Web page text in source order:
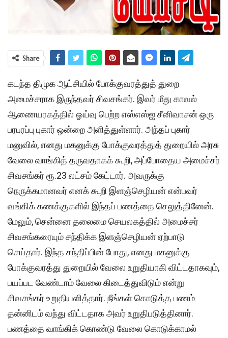
Share
கடந்த திமுக ஆட்சியில் போக்குவரத்துத் துறை
அமைச்சராக இருந்தவர் சிவசங்கர். இவர் மீது காவல்
ஆணையரகத்தில் ஓய்வு பெற்ற எஸ்எஸ்ஐ சீனிவாசன் ஒரு
பரபரப்பு புகார் ஒன்றை அளித்துள்ளார். அந்தப் புகார்
மனுவில், எனது மகனுக்கு போக்குவரத்துத் துறையில் அரசு
வேலை வாங்கித் தருவதாகக் கூறி, அப்போதைய அமைச்சர்
சிவசங்கர் ரூ.23 லட்சம் கேட்டார். அவருக்கு
நெருக்கமானவர் எனக் கூறி இளஞ்செழியன் என்பவர்
வங்கிக் கணக்குகளில் இந்தப் பணத்தை செலுத்தினேன்.
மேலும், சென்னை தலைமை செயலகத்தில் அமைச்சர்
சிவசங்கரையும் சந்திக்க இளஞ்செழியன் ஏற்பாடு
செய்தார். இந்த சந்திப்பின் போது, எனது மகனுக்கு
போக்குவரத்து துறையில் வேலை உறுதியாகி விட்டதாகவும்,
பயப்பட வேண்டாம் வேலை கிடைத்துவிடும் என்று
சிவசங்கர் உறுதியளித்தார். நீங்கள் கொடுத்த பணம்
தன்னிடம் வந்து விட்டதாக அவர் உறுதிபடுத்தினார்.
பணத்தை வாங்கிக் கொண்டு வேலை கொடுக்காமல்